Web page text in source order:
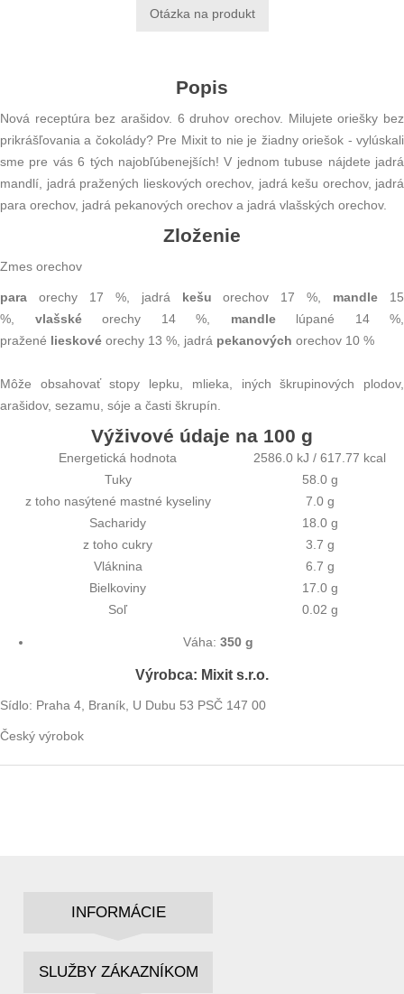
Popis
Nová receptúra bez arašidov. 6 druhov orechov. Milujete oriešky bez
prikrášľovania a čokolády? Pre Mixit to nie je žiadny oriešok - vylúskali
sme pre vás 6 tých najobľúbenejších! V jednom tubuse nájdete jadrá
mandlí, jadrá pražených lieskových orechov, jadrá kešu orechov, jadrá
para orechov, jadrá pekanových orechov a jadrá vlašských orechov.
Zloženie
Zmes orechov
para orechy 17 %, jadrá kešu orechov 17 %, mandle
15
%, vlašskéorechy 14 %, mandle
lúpané 14 %,
pražené lieskové orechy 13 %, jadrá pekanových orechov 10 %
Môže obsahovať stopy lepku, mlieka, iných škrupinových plodov,
arašidov, sezamu, sóje a časti škrupín.
Výživové údaje na 100 g
Energetická hodnota
2586.0 kJ / 617.77 kcal
Tuky
58.0 g
z toho nasýtené mastné kyseliny
7.0 g
Sacharidy
18.0 g
z toho cukry
3.7 g
Vláknina
6.7 g
Bielkoviny
17.0 g
Soľ
0.02 g
Váha: 350 g
Výrobca: Mixit s.r.o.
Sídlo: Praha 4, Braník, U Dubu 53 PSČ 147 00
Český výrobok
INFORMÁCIE
SLUŽBY ZÁKAZNÍKOM